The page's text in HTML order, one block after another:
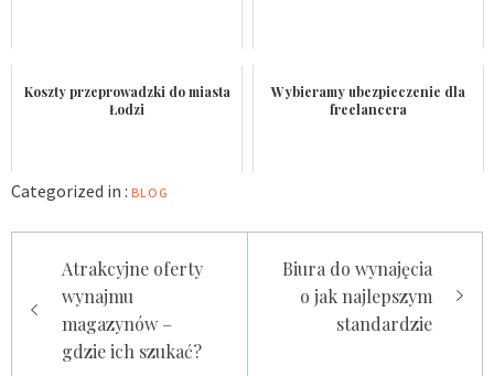
Koszty przeprowadzki do miasta
Łodzi
Wybieramy ubezpieczenie dla
freelancera
Categorized in : BLOG
wpisuAtrakcyjne oferty
wynajmu
magazynów –
gdzie ich szukać?
Biura do wynajęcia
o jak najlepszym
standardzie